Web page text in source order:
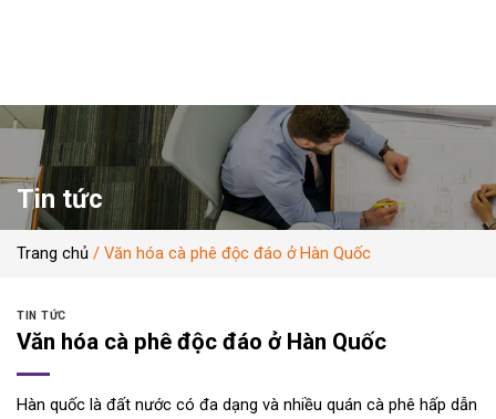
Tin tức
Trang chủ / Văn hóa cà phê độc đáo ở Hàn Quốc
TIN TỨC
Văn hóa cà phê độc đáo ở Hàn Quốc
Hàn quốc là đất nước có đa dạng và nhiều quán cà phê hấp dẫn